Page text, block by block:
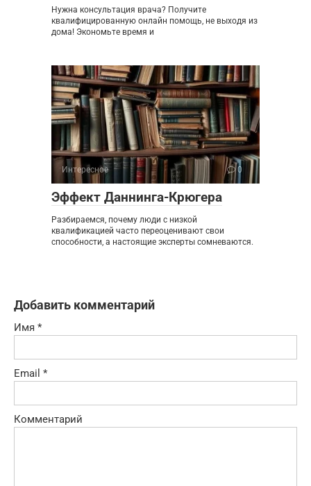
Нужна консультация врача? Получите
квалифицированную онлайн помощь, не выходя из
дома! Экономьте время и
Интересное 0
Эффект Даннинга-Крюгера
Разбираемся, почему люди с низкой
квалификацией часто переоценивают свои
способности, а настоящие эксперты сомневаются.
Добавить комментарий
Имя *
Email *
Комментарий